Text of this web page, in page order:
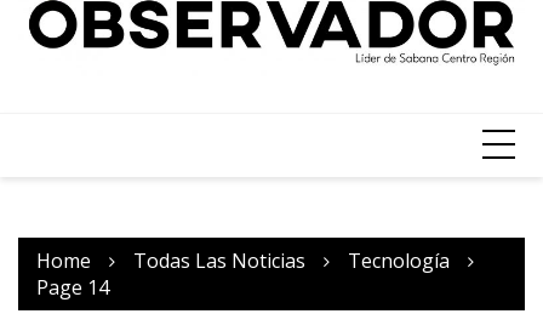
Home Todas Las Noticias
Tecnología
Page 14